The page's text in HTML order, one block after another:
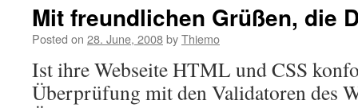
Mit freundlichen Grüßen, die
Posted on 28. June, 2008byThiemo
Ist ihre Webseite HTML und CSS
Überprüfung mit den Validatoren des